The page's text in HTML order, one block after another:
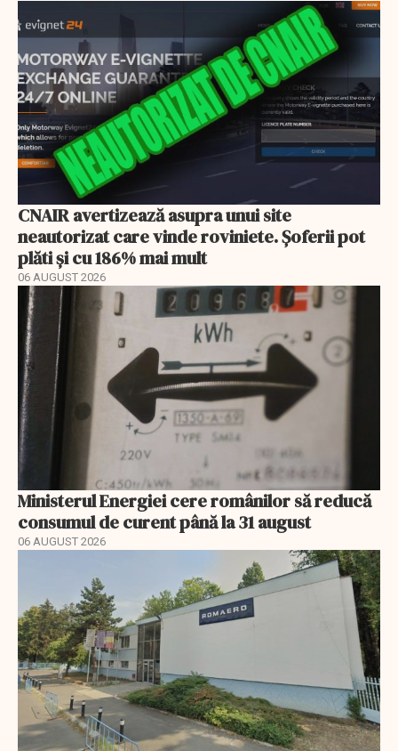
CNAIR avertizează asupra unui site
neautorizat care vinde roviniete. Șoferii pot
plăti și cu 186% mai mult
06 AUGUST 2026
Ministerul Energiei cere românilor să reducă
consumul de curent până la 31 august
06 AUGUST 2026